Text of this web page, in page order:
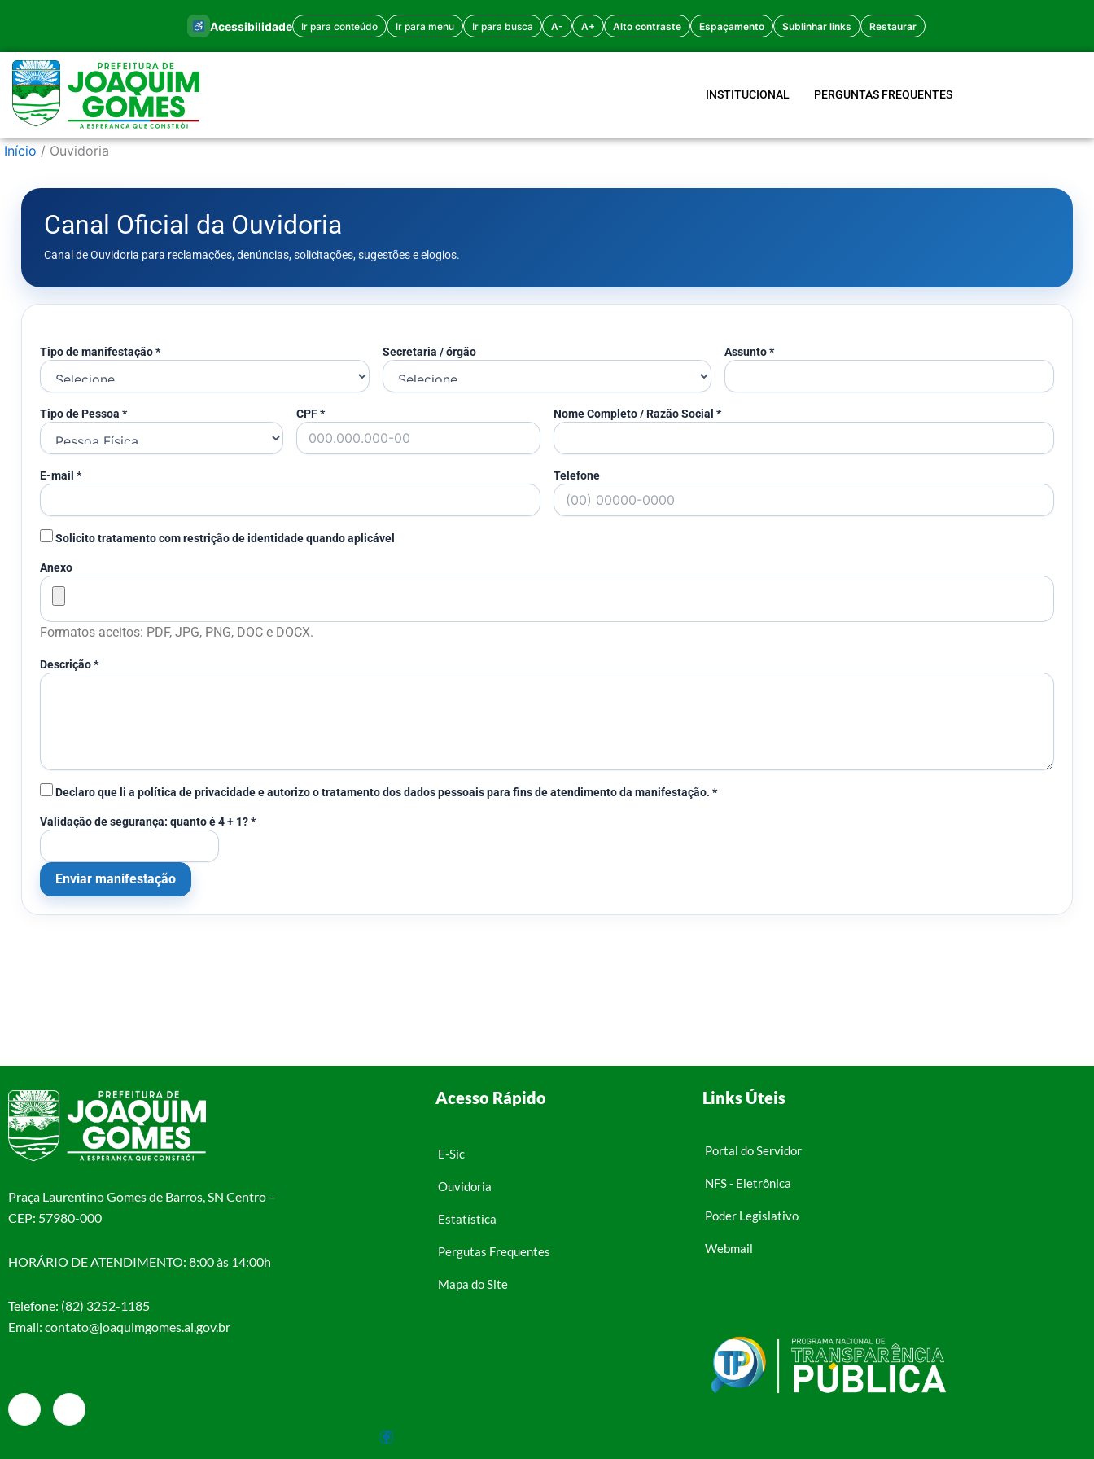
o
conteúdo
Acessibilidade Ir para conteúdo Ir para menu Ir para busca A- A+ Alto contraste Espaçamento Sublinhar links Restaurar
INSTITUCIONAL PERGUNTAS FREQUENTES
Início Ouvidoria
Canal Oficial da Ouvidoria
Canal de Ouvidoria para reclamações, denúncias, solicitações, sugestões e elogios.
Tipo de manifestação * Secretaria / órgão Assunto *
Tipo de Pessoa * CPF * Nome Completo / Razão Social *
E-mail * Telefone
Solicito tratamento com restrição de identidade quando aplicável
Anexo
Formatos aceitos: PDF, JPG, PNG, DOC e DOCX.
Descrição *
Declaro que li a política de privacidade e autorizo o tratamento dos dados pessoais para fins de atendimento da manifestação. *
Validação de segurança: quanto é 4 + 1? *
Enviar manifestação
Praça Laurentino Gomes de Barros, SN Centro –
CEP: 57980-000
HORÁRIO DE ATENDIMENTO: 8:00 às 14:00h
Telefone: (82) 3252-1185
Email: contato@joaquimgomes.al.gov.br
Acesso Rápido
E-Sic
Ouvidoria
Estatística
Pergutas Frequentes
Mapa do Site
Links Úteis
Portal do Servidor
NFS - Eletrônica
Poder Legislativo
Webmail